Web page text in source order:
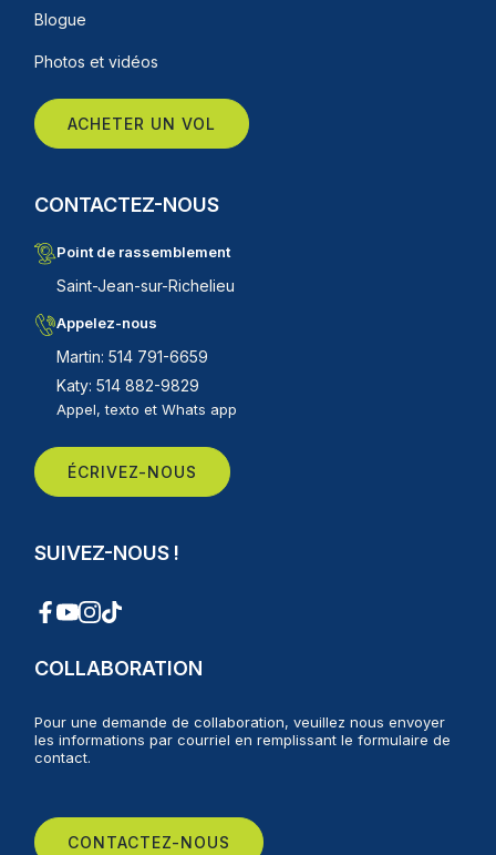
Blogue
Photos et vidéos
ACHETER UN VOL
CONTACTEZ-NOUS
Point de rassemblement
Saint-Jean-sur-Richelieu
Appelez-nous
Martin: 514 791-6659
Katy: 514 882-9829
Appel, texto et Whats app
ÉCRIVEZ-NOUS
SUIVEZ-NOUS !
COLLABORATION
Pour une demande de collaboration, veuillez nous envoyer
les informations par courriel en remplissant le formulaire de
contact.
CONTACTEZ-NOUS